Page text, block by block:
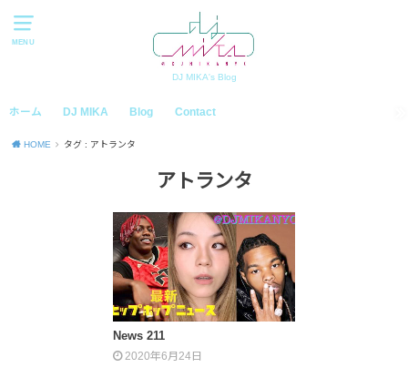
MENU
DJ MIKA's Blog
ホーム DJ MIKA Blog Contact
HOME タグ : アトランタ
アトランタ
News 211
2020年6月24日